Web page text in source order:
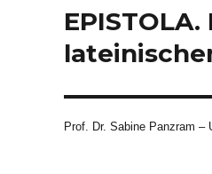
Nächster
Beitrag:
Prof. Dr. Sabine Panzram –